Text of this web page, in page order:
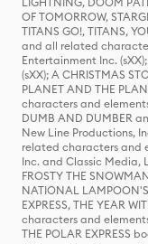
OF TOMORROW,
TITANS GO!, TITANS,
and all related
Entertainment Inc.
(sXX); A CHRISTMAS
PLANET AND THE
characters and
DUMB AND DUMBER
New Line Productions,
related characters and
Inc. and Classic Media,
FROSTY THE
NATIONAL
EXPRESS, THE YEAR
characters and
THE POLAR EXPRESS